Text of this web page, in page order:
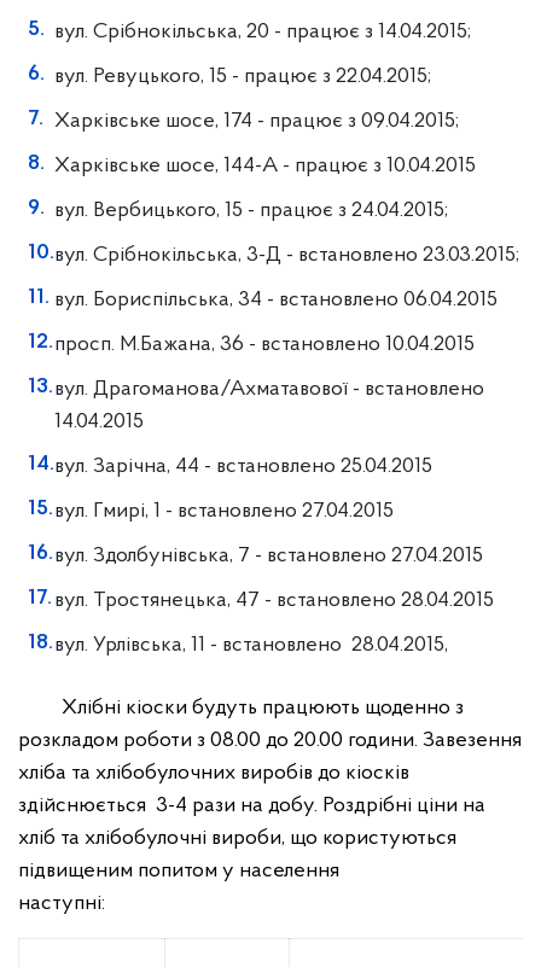
вул. Срібнокільська, 20 - працює з 14.04.2015;
вул. Ревуцького, 15 - працює з 22.04.2015;
Харківське шосе, 174 - працює з 09.04.2015;
Харківське шосе, 144-А - працює з 10.04.2015
вул. Вербицького, 15 - працює з 24.04.2015;
вул. Срібнокільська, 3-Д - встановлено 23.03.2015;
вул. Бориспільська, 34 - встановлено 06.04.2015
просп. М.Бажана, 36 - встановлено 10.04.2015
вул. Драгоманова/Ахматавової - встановлено
14.04.2015
вул. Зарічна, 44 - встановлено 25.04.2015
вул. Гмирі, 1 - встановлено 27.04.2015
вул. Здолбунівська, 7 - встановлено 27.04.2015
вул. Тростянецька, 47 - встановлено 28.04.2015
вул. Урлівська, 11 - встановлено 28.04.2015,
Хлібні кіоски будуть працюють щоденно з
розкладом роботи з 08.00 до 20.00 години. Завезення
хліба та хлібобулочних виробів до кіосків
здійснюється 3-4 рази на добу. Роздрібні ціни на
хліб та хлібобулочні вироби, що користуються
підвищеним попитом у населення
наступні: